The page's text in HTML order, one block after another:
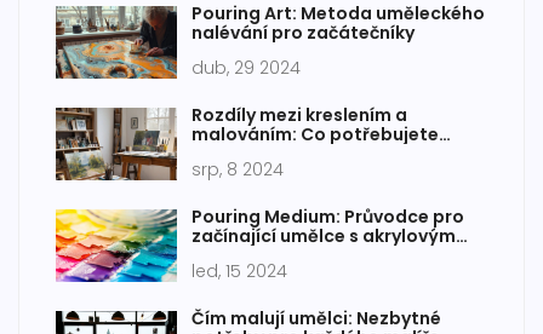
Pouring Art: Metoda uměleckého
nalévání pro začátečníky
dub, 29 2024
Rozdíly mezi kreslením a
malováním: Co potřebujete
srp, 8 2024
Pouring Medium: Průvodce pro
začínající umělce s akrylovým
led, 15 2024
Čím malují umělci: Nezbytné